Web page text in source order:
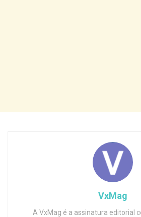
VxMag
A VxMag é a assinatura editorial